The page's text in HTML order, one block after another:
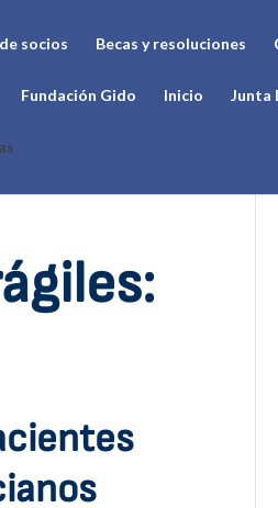
socios Becas y resoluciones
Fundación Gido Inicio Junta